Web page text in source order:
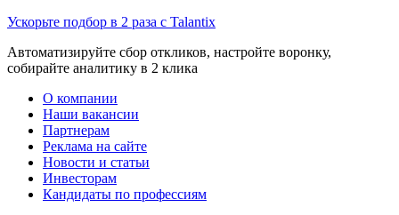
Ускорьте подбор в 2 раза с Talantix
Автоматизируйте сбор откликов, настройте воронку,
собирайте аналитику в 2 клика
О компании
Наши вакансии
Партнерам
Реклама на сайте
Новости и статьи
Инвесторам
Кандидаты по профессиям